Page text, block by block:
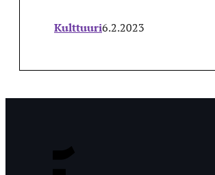
Kulttuuri6.2.2023